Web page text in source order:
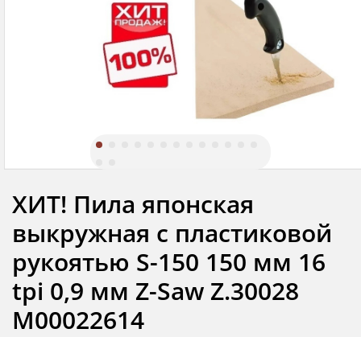
ХИТ! Пила японская
выкружная с пластиковой
рукоятью S-150 150 мм 16
tpi 0,9 мм Z-Saw Z.30028
М00022614